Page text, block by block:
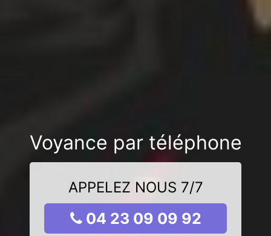
Voyance par téléphone
APPELEZ NOUS 7/7
04 23 09 09 92